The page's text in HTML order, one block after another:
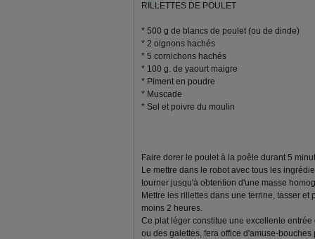
RILLETTES DE POULET
* 500 g de blancs de poulet (ou de dinde)
* 2 oignons hachés
* 5 cornichons hachés
* 100 g. de yaourt maigre
* Piment en poudre
* Muscade
* Sel et poivre du moulin
Faire dorer le poulet à la poêle durant 5
Le mettre dans le robot avec tous les
tourner jusqu'à obtention d'une masse
Mettre les rillettes dans une terrine, tasser et
moins 2 heures.
Ce plat léger constitue une excellente
ou des galettes, fera office d'amuse-bouches